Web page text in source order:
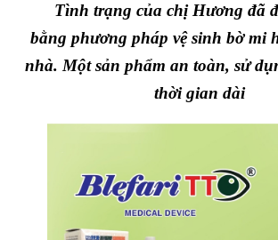
Tình trạng của chị Hương đã
bằng phương pháp vệ sinh bờ mi
nhà. Một sản phẩm an toàn, sử
thời gian dài